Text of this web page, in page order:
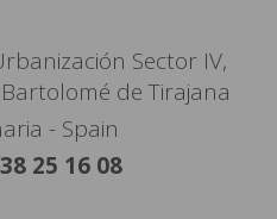
Sector IV,
de Tirajana
- Spain
25 16 08